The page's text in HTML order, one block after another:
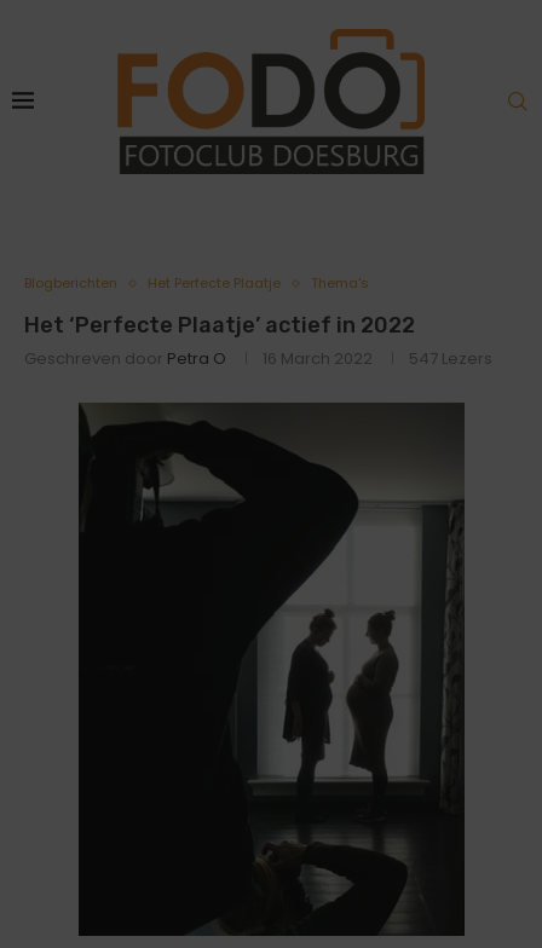
Blogberichten Het Perfecte Plaatje Thema's
Het ‘Perfecte Plaatje’ actief in 2022
Geschreven door Petra O 16 March 2022 547 Lezers